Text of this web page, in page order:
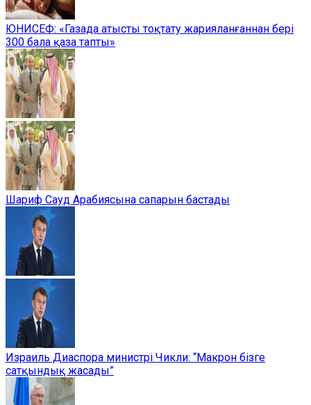
ЮНИСЕФ: «Газада атысты тоқтату жарияланғаннан бері
300 бала қаза тапты»
Шариф Сауд Арабиясына сапарын бастады
Израиль Диаспора министрі Чикли: “Макрон бізге
сатқындық жасады”